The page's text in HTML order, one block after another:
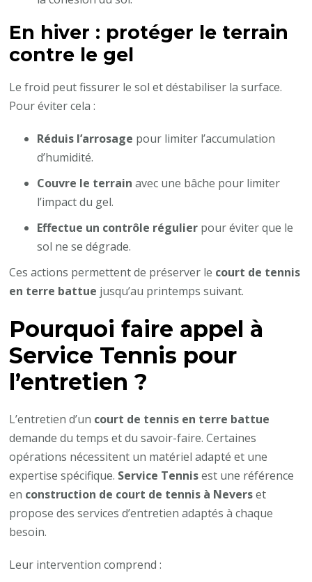
En hiver : protéger le terrain
contre le gel
Le froid peut fissurer le sol et déstabiliser la surface.
Pour éviter cela :
Réduis l’arrosage pour limiter l’accumulation
d’humidité.
Couvre le terrain avec une bâche pour limiter
l’impact du gel.
Effectue un contrôle régulier pour éviter que le
sol ne se dégrade.
Ces actions permettent de préserver le court de tennis
en terre battue jusqu’au printemps suivant.
Pourquoi faire appel à
Service Tennis pour
l’entretien ?
L’entretien d’un court de tennis en terre battue
demande du temps et du savoir-faire. Certaines
opérations nécessitent un matériel adapté et une
expertise spécifique. Service Tennisest une référence
en construction de court de tennis à Neverset
propose des services d’entretien adaptés à chaque
besoin.
Leur intervention comprend :